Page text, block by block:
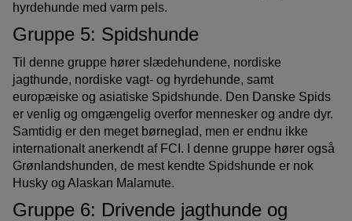
hyrdehunde med varm pels.
Gruppe 5: Spidshunde
Til denne gruppe hører slædehundene, nordiske
jagthunde, nordiske vagt- og hyrdehunde, samt
europæiske og asiatiske Spidshunde. Den Danske Spids
er venlig og omgængelig overfor mennesker og andre dyr.
Samtidig er den meget børneglad, men er endnu ikke
internationalt anerkendt af FCI. I denne gruppe hører også
Grønlandshunden, de mest kendte Spidshunde er nok
Husky og Alaskan Malamute.
Gruppe 6: Drivende jagthunde og